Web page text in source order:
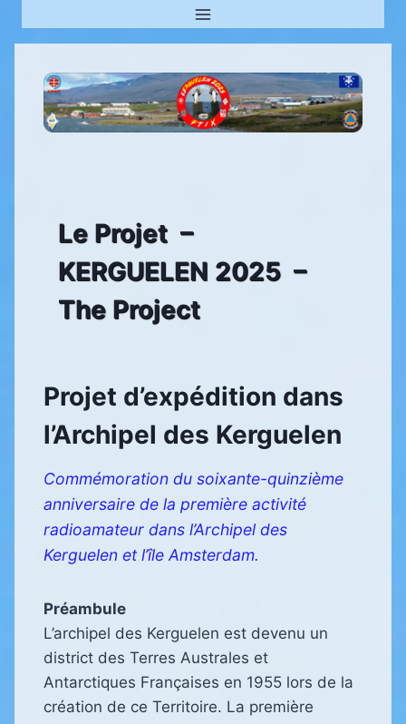
Le Projet –
KERGUELEN 2025 –
The Project
Projet d’expédition dans
l’Archipel des Kerguelen
Commémoration du soixante-quinzième
anniversaire de la première activité
radioamateur dans l’Archipel des
Kerguelen et l’île Amsterdam.
Préambule
L’archipel des Kerguelen est devenu un
district des Terres Australes et
Antarctiques Françaises en 1955 lors de la
création de ce Territoire. La première